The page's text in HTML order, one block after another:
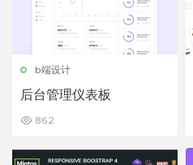
b端设计
后台管理仪表板
862